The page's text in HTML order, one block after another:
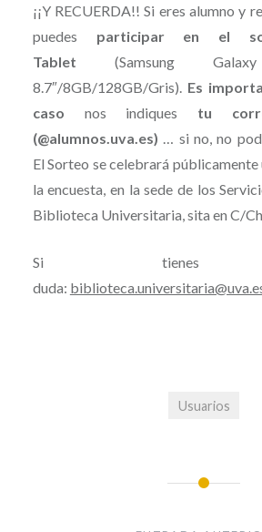
¡¡Y RECUERDA!! Si eres alumno y
puedes participar en el
Tablet (Samsung
8.7″/8GB/128GB/Gris).Es
caso nos indiques tu
(@alumnos.uva.es) … si no, no
El Sorteo se celebrará públicamente
la encuesta, en la sede de los
Biblioteca Universitaria, sita en C/
Si tienes
duda:
Usuarios